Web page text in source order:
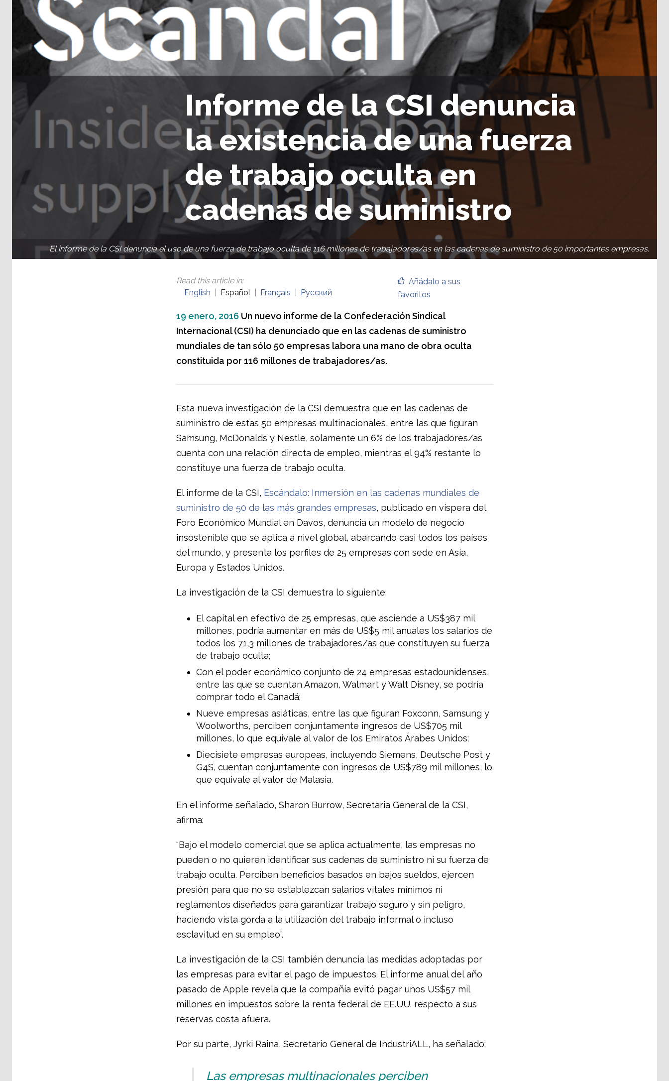
Informe de la CSI denuncia
la existencia de una fuerza
de trabajo oculta en
cadenas de suministro
El informe de la CSI denuncia el uso de una fuerza de trabajo oculta de 116 millones de trabajadores/as en las cadenas de suministro de 50 importantes empresas.
Añádalo a sus
favoritos
Read this article in:
English
Español Français Русский
19 enero, 2016 Un nuevo informe de la Confederación Sindical
Internacional (CSI) ha denunciado que en las cadenas de suministro
mundiales de tan sólo 50 empresas labora una mano de obra oculta
constituida por 116 millones de trabajadores/as.
Esta nueva investigación de la CSI demuestra que en las cadenas de
suministro de estas 50 empresas multinacionales, entre las que figuran
Samsung, McDonalds y Nestle, solamente un 6% de los trabajadores/as
cuenta con una relación directa de empleo, mientras el 94% restante lo
constituye una fuerza de trabajo oculta.
El informe de la CSI, Escándalo: Inmersión en las cadenas mundiales de
suministro de 50 de las más grandes empresas, publicado en víspera del
Foro Económico Mundial en Davos, denuncia un modelo de negocio
insostenible que se aplica a nivel global, abarcando casi todos los países
del mundo, y presenta los perfiles de 25 empresas con sede en Asia,
Europa y Estados Unidos.
La investigación de la CSI demuestra lo siguiente:
El capital en efectivo de 25 empresas, que asciende a US$387 mil
millones, podría aumentar en más de US$5 mil anuales los salarios de
todos los 71,3 millones de trabajadores/as que constituyen su fuerza
de trabajo oculta;
Con el poder económico conjunto de 24 empresas estadounidenses,
entre las que se cuentan Amazon, Walmart y Walt Disney, se podría
comprar todo el Canadá;
Nueve empresas asiáticas, entre las que figuran Foxconn, Samsung y
Woolworths, perciben conjuntamente ingresos de US$705 mil
millones, lo que equivale al valor de los Emiratos Árabes Unidos;
Diecisiete empresas europeas, incluyendo Siemens, Deutsche Post y
G4S, cuentan conjuntamente con ingresos de US$789 mil millones, lo
que equivale al valor de Malasia.
En el informe señalado, Sharon Burrow, Secretaria General de la CSI,
afirma:
“Bajo el modelo comercial que se aplica actualmente, las empresas no
pueden o no quieren identificar sus cadenas de suministro ni su fuerza de
trabajo oculta. Perciben beneficios basados en bajos sueldos, ejercen
presión para que no se establezcan salarios vitales mínimos ni
reglamentos diseñados para garantizar trabajo seguro y sin peligro,
haciendo vista gorda a la utilización del trabajo informal o incluso
esclavitud en su empleo”.
La investigación de la CSI también denuncia las medidas adoptadas por
las empresas para evitar el pago de impuestos. El informe anual del año
pasado de Apple revela que la compañía evitó pagar unos US$57 mil
millones en impuestos sobre la renta federal de EE.UU. respecto a sus
reservas costa afuera.
Por su parte, Jyrki Raina, Secretario General de IndustriALL, ha señalado:
Las empresas multinacionales perciben